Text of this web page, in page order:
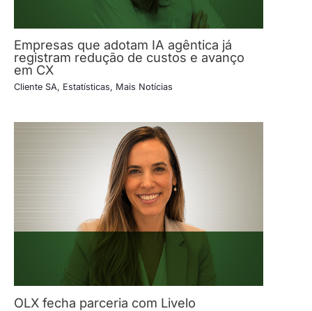
Empresas que adotam IA agêntica já
registram redução de custos e avanço
em CX
Cliente SA, Estatísticas, Mais Notícias
OLX fecha parceria com Livelo